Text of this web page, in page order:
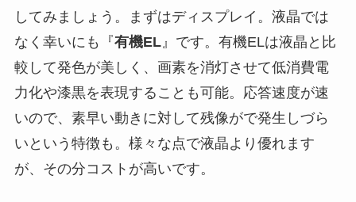
してみましょう。まずはディスプレイ。液晶では
なく幸いにも『有機EL』です。有機ELは液晶と比
較して発色が美しく、画素を消灯させて低消費電
力化や漆黒を表現することも可能。応答速度が速
いので、素早い動きに対して残像がで発生しづら
いという特徴も。様々な点で液晶より優れます
が、その分コストが高いです。